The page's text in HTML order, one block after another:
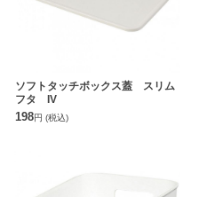
ソフトタッチボックス蓋 スリム
フタ IV
198円 (税込)